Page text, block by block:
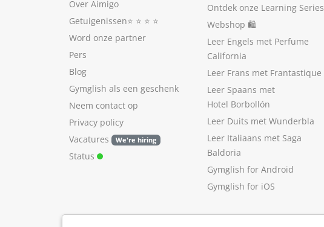
Over Aimigo
Getuigenissen⭐️ ⭐️ ⭐️ ⭐️
Word onze partner
Pers
Blog
Gymglish als een geschenk
Neem contact op
Privacy policy
Vacatures
We're hiring
Status
Ontdek onze Learning Series
Webshop 🛍
Leer Engels met Perfume
California
Leer Frans met Frantastique
Leer Spaans met
Hotel Borbollón
Leer Duits met Wunderbla
Leer Italiaans met Saga
Baldoria
Gymglish for Android
Gymglish for iOS